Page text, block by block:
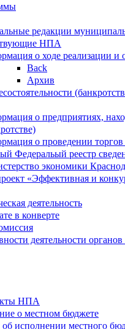
редакции
НПА
о ходе реализации
Back
Архив
о предприятиях,
о проведении
Федеральый реестр
экономики
«Эффективная и
деятельность
в конверте
деятельности
НПА
о местном бюджете
исполнении местного